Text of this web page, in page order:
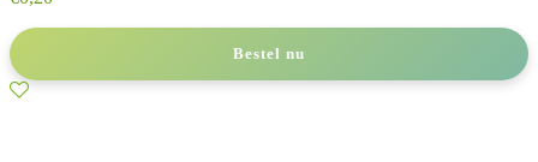
Bestel nu